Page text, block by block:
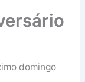
domingo